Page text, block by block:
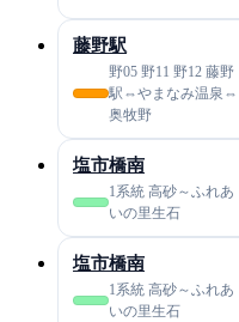
藤野駅
野05 野11 野12 藤野
駅⇔やまなみ温泉⇔
奥牧野
塩市橋南
1系統 高砂～ふれあ
いの里生石
塩市橋南
1系統 高砂～ふれあ
いの里生石